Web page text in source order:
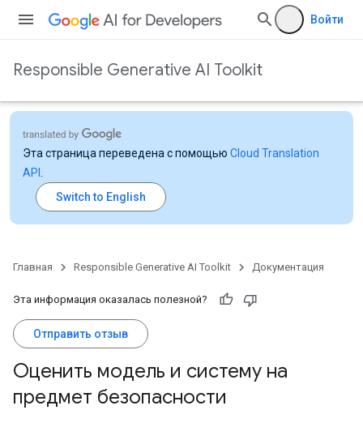
Войти
Responsible Generative AI Toolkit
Эта страница переведена с помощью Cloud Translation
API
Главная Responsible Generative AI Toolkit Документация
Эта информация оказалась полезной?
Отправить отзыв
Оценить модель и систему на
предмет безопасности